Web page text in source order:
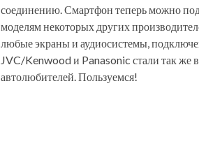
соединению. Смартфон теперь можно
моделям некоторых других
любые экраны и аудиосистемы,
JVC/Kenwood и Panasonic стали так же
автолюбителей. Пользуемся!